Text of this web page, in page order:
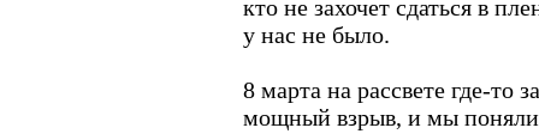
кто не захочет сдаться в
у нас не было.
8 марта на рассвете где-то
мощный взрыв, и мы